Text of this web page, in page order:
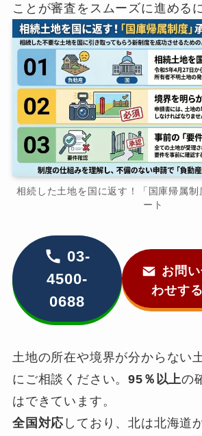
ことが審査をスムーズに進める
相続した土地を国に返す！「国庫帰属
ート
03-
4500-
0688
お問
わせする
土地の所在や境界が分からない
にご相談ください。95％以上の
はできています。
全国対応 しており、北は北海道